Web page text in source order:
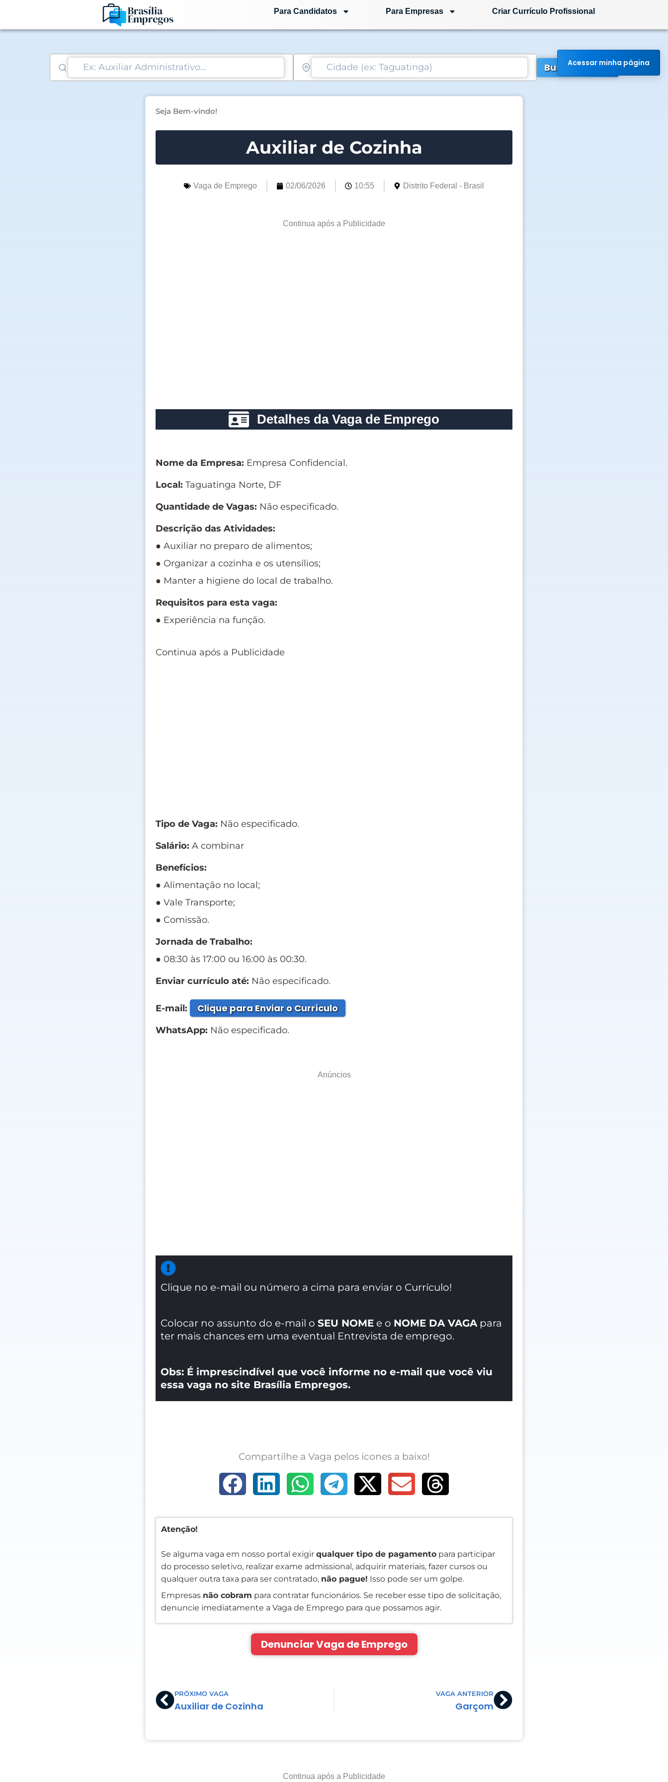
o
Para Candidatos Para Empresas Criar Currículo Profissional
Buscar Vagas
Seja Bem-vindo!
Auxiliar de Cozinha
Vaga de Emprego 02/06/2026 10:55 Distrito Federal - Brasil
Continua após a Publicidade
Detalhes da Vaga de Emprego
Nome da Empresa: Empresa Confidencial.
Local: Taguatinga Norte, DF
Quantidade de Vagas: Não especificado.
Descrição das Atividades:
● Auxiliar no preparo de alimentos;
● Organizar a cozinha e os utensílios;
● Manter a higiene do local de trabalho.
Requisitos para esta vaga:
● Experiência na função.
Continua após a Publicidade
Tipo de Vaga: Não especificado.
Salário: A combinar
Benefícios:
● Alimentação no local;
● Vale Transporte;
● Comissão.
Jornada de Trabalho:
● 08:30 às 17:00 ou 16:00 às 00:30.
Enviar currículo até: Não especificado.
E-mail: Clique para Enviar o Currículo
WhatsApp: Não especificado.
Anúncios
Clique no e-mail ou número a cima para enviar o Currículo!
Colocar no assunto do e-mail oSEU NOME e o NOME DA VAGA para
ter mais chances em uma eventual Entrevista de emprego.
Obs: É imprescindível que você informe no e-mail que você viu
essa vaga no site Brasília Empregos.
Compartilhe a Vaga pelos ícones a baixo!
Atenção!
Se alguma vaga em nosso portal exigirqualquer tipo de pagamento para participar
do processo seletivo, realizar exame admissional, adquirir materiais, fazer cursos ou
qualquer outra taxa para ser contratado, não pague! Isso pode ser um golpe.
Empresas não cobram para contratar funcionários. Se receber esse tipo de solicitação,
denuncie imediatamente a Vaga de Emprego para que possamos agir.
Denunciar Vaga de Emprego
PrevPRÓXIMO VAGA
Auxiliar de Cozinha
VAGA ANTERIOR
Garçom
Next
Continua após a Publicidade
Acessar minha página